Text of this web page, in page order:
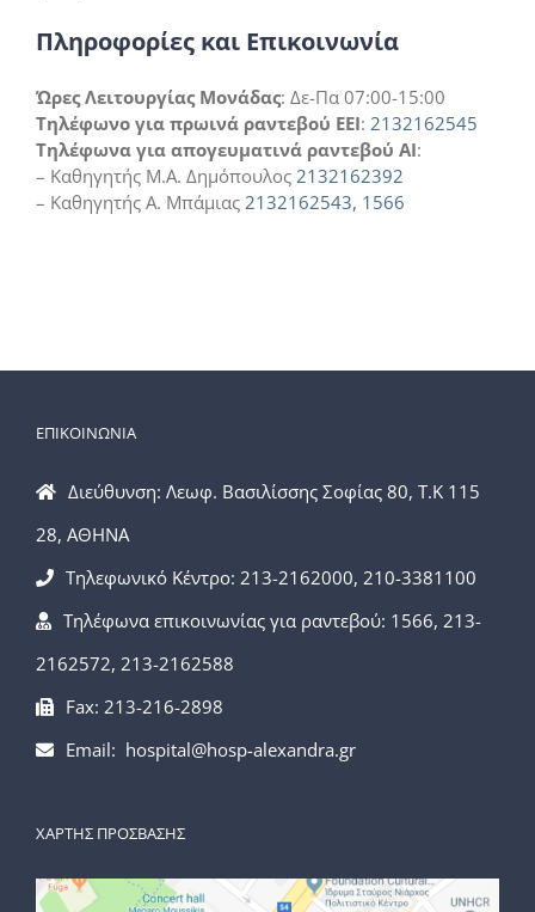
Πληροφορίες και Επικοινωνία
Ώρες Λειτουργίας Μονάδας: Δε-Πα 07:00-15:00
Τηλέφωνο για πρωινά ραντεβού ΕΕΙ: 2132162545
Τηλέφωνα για απογευματινά ραντεβού ΑΙ:
– Καθηγητής Μ.Α. Δημόπουλος 2132162392
– Καθηγητής Α. Μπάμιας 2132162543, 1566
ΕΠΙΚΟΙΝΩΝΙΑ
Διεύθυνση: Λεωφ. Βασιλίσσης Σοφίας 80, Τ.Κ 115
28, ΑΘΗΝΑ
Τηλεφωνικό Κέντρο: 213-2162000, 210-3381100
Τηλέφωνα επικοινωνίας για ραντεβού: 1566, 213-
2162572, 213-2162588
Fax: 213-216-2898
Email: hospital@hosp-alexandra.gr
ΧΑΡΤΗΣ ΠΡΟΣΒΑΣΗΣ